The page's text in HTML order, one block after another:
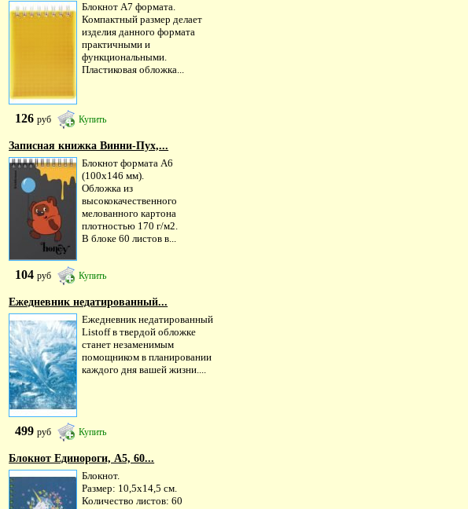
Блокнот А7 формата.
Компактный размер делает
изделия данного формата
практичными и
функциональными.
Пластиковая обложка...
126руб Купить
Записная книжка Винни-Пух,...
Блокнот формата А6
(100х146 мм).
Обложка из
высококачественного
мелованного картона
плотностью 170 г/м2.
В блоке 60 листов в...
104руб Купить
Ежедневник недатированный...
Ежедневник недатированный
Listoff в твердой обложке
станет незаменимым
помощником в планировании
каждого дня вашей жизни....
499руб Купить
Блокнот Единороги, А5, 60...
Блокнот.
Размер: 10,5х14,5 см.
Количество листов: 60